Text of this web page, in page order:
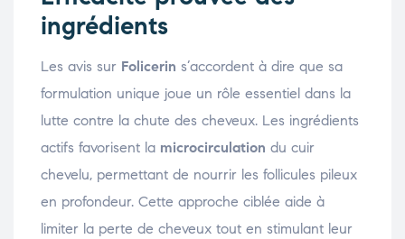
ingrédients
Les avis sur Folicerin s’accordent à dire que sa
formulation unique joue un rôle essentiel dans la
lutte contre la chute des cheveux. Les ingrédients
actifs favorisent la microcirculation du cuir
chevelu, permettant de nourrir les follicules pileux
en profondeur. Cette approche ciblée aide à
limiter la perte de cheveux tout en stimulant leur